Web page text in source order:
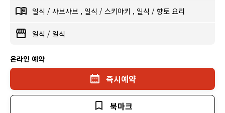
일식 / 샤브샤브 , 일식 / 스키야키 , 일식 / 향토 요리
일식 / 일식
온라인 예약
즉시예약
북마크